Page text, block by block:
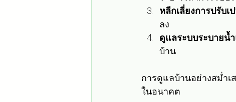
หลีกเลี่ยงการปรับ
ลง
ดูแลระบบระบายน้
บ้าน
การดูแลบ้านอย่างสม่ำ
ในอนาคต